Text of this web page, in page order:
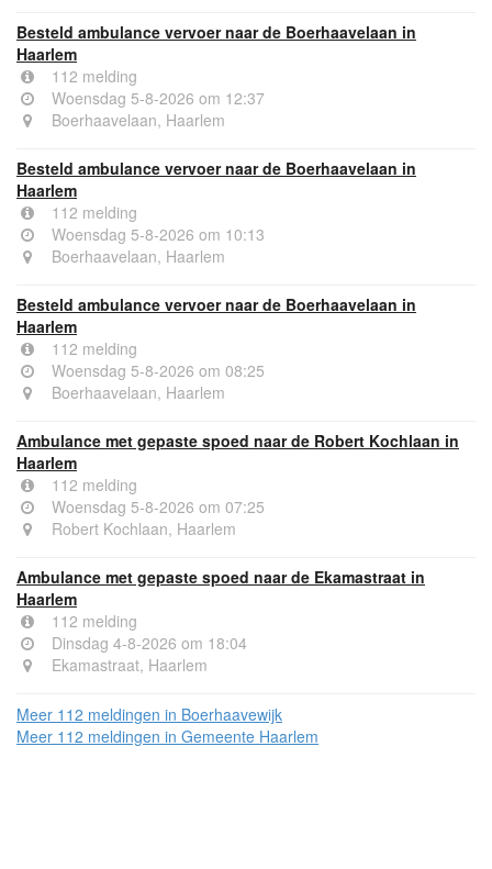
Besteld ambulance vervoer naar de Boerhaavelaan in
Haarlem
112 melding
Woensdag 5-8-2026 om 12:37
Boerhaavelaan, Haarlem
Besteld ambulance vervoer naar de Boerhaavelaan in
Haarlem
112 melding
Woensdag 5-8-2026 om 10:13
Boerhaavelaan, Haarlem
Besteld ambulance vervoer naar de Boerhaavelaan in
Haarlem
112 melding
Woensdag 5-8-2026 om 08:25
Boerhaavelaan, Haarlem
Ambulance met gepaste spoed naar de Robert Kochlaan in
Haarlem
112 melding
Woensdag 5-8-2026 om 07:25
Robert Kochlaan, Haarlem
Ambulance met gepaste spoed naar de Ekamastraat in
Haarlem
112 melding
Dinsdag 4-8-2026 om 18:04
Ekamastraat, Haarlem
Meer 112 meldingen in Boerhaavewijk
Meer 112 meldingen in Gemeente Haarlem